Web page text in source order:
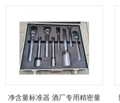
净含量标准器 酒厂专用精密量